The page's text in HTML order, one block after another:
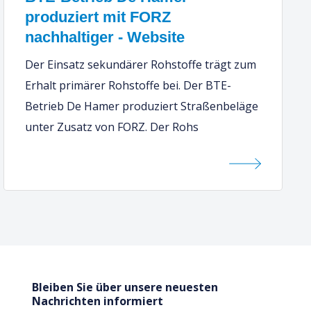
produziert mit FORZ
nachhaltiger - Website
Der Einsatz sekundärer Rohstoffe trägt zum
Erhalt primärer Rohstoffe bei. Der BTE-
Betrieb De Hamer produziert Straßenbeläge
unter Zusatz von FORZ. Der Rohs
Bleiben Sie über unsere neuesten
Nachrichten informiert